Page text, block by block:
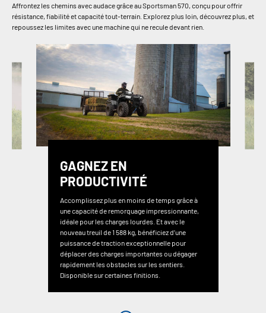
Affrontez les chemins avec audace grâce au Sportsman 570, conçu pour offrir
résistance, fiabilité et capacité tout-terrain. Explorez plus loin, découvrez plus, et
repoussez les limites avec une machine qui ne recule devant rien.
GAGNEZ EN
PRODUCTIVITÉ
Accomplissez plus en moins de temps grâce à
une capacité de remorquage impressionnante,
idéale pour les charges lourdes. Et avec le
nouveau treuil de 1 588 kg, bénéficiez d’une
puissance de traction exceptionnelle pour
déplacer des charges importantes ou dégager
rapidement les obstacles sur les sentiers.
Disponible sur certaines finitions.